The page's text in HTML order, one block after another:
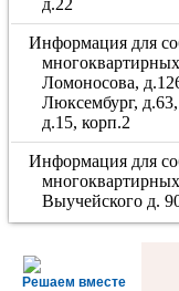
д.22
Информация для
Ломоносова,
Люксембург,
д.15, корп.2
Информация для
Выучейского д.
Решаем вместе